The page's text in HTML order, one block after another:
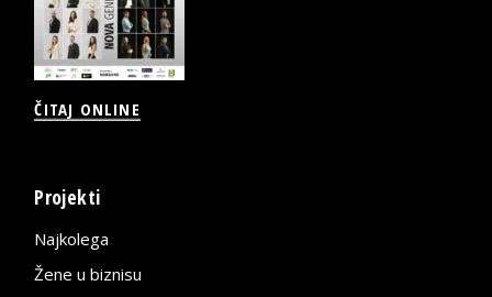
ČITAJ ONLINE
Projekti
Najkolega
Žene u biznisu